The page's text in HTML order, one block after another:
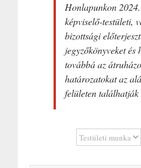
Honlapunkon
képviselő-testületi,
bizottsági
jegyzőkönyveket és
továbbá az
határozatokat az
felületen találhatják